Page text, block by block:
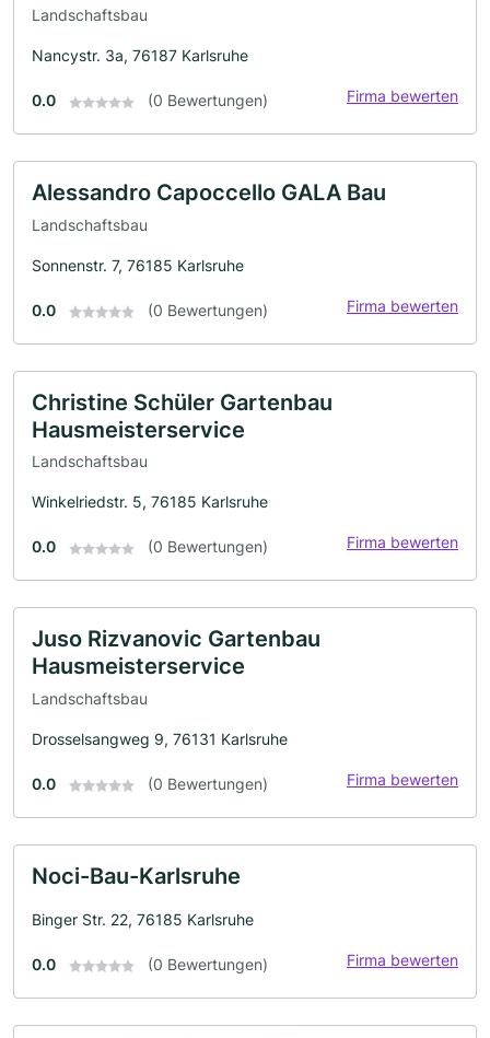
Landschaftsbau
Nancystr. 3a, 76187 Karlsruhe
0.0 (0 Bewertungen) Firma bewerten
Alessandro Capoccello GALA Bau
Landschaftsbau
Sonnenstr. 7, 76185 Karlsruhe
0.0 (0 Bewertungen) Firma bewerten
Christine Schüler Gartenbau
Hausmeisterservice
Landschaftsbau
Winkelriedstr. 5, 76185 Karlsruhe
0.0 (0 Bewertungen) Firma bewerten
Juso Rizvanovic Gartenbau
Hausmeisterservice
Landschaftsbau
Drosselsangweg 9, 76131 Karlsruhe
0.0 (0 Bewertungen) Firma bewerten
Noci-Bau-Karlsruhe
Binger Str. 22, 76185 Karlsruhe
0.0 (0 Bewertungen) Firma bewerten